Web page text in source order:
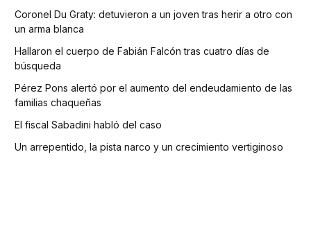
Coronel Du Graty: detuvieron a un joven tras herir a otro con
un arma blanca
Hallaron el cuerpo de Fabián Falcón tras cuatro días de
búsqueda
Pérez Pons alertó por el aumento del endeudamiento de las
familias chaqueñas
El fiscal Sabadini habló del caso
Un arrepentido, la pista narco y un crecimiento vertiginoso